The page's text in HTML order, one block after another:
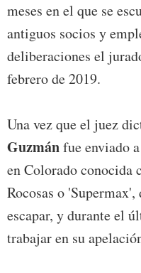
meses en el que se
antiguos socios y
deliberaciones el
febrero de 2019.
Una vez que el juez
Guzmánfue enviado
en Colorado conocida
Rocosas o
escapar, y durante el
trabajar en su